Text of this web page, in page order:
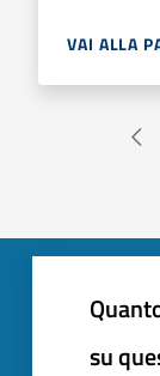
VAI ALLA
su